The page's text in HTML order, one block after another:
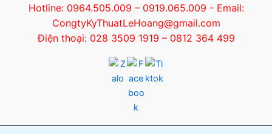
Hotline: 0964.505.009 – 0919.065.009 - Email:
CongtyKyThuatLeHoang@gmail.com
Điện thoại: 028 3509 1919 – 0812 364 499